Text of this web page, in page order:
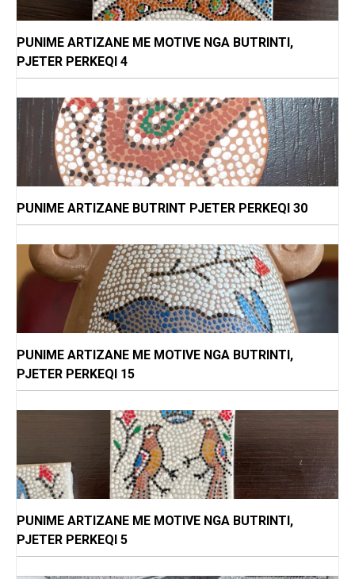
PUNIME ARTIZANE ME MOTIVE NGA BUTRINTI,
PJETER PERKEQI 4
PUNIME ARTIZANE BUTRINT PJETER PERKEQI 30
PUNIME ARTIZANE ME MOTIVE NGA BUTRINTI,
PJETER PERKEQI 15
PUNIME ARTIZANE ME MOTIVE NGA BUTRINTI,
PJETER PERKEQI 5